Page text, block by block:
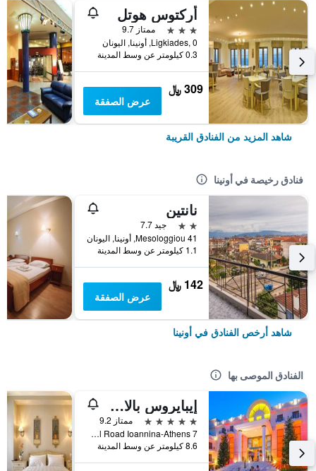
أركتوس هوتل
3 نجوم
ممتاز 9.7
Ligkiades, 0, أونينا, اليونان
0.3 كيلومتر عن وسط المدينة
309 ﷼
عرض الصفقة
شاهد المزيد من الفنادق القريبة
فنادق رخيصة في أونينا
نانتين
2 نجمتين
جيد 7.7
Mesologgiou 41, أونينا, اليونان
1.1 كيلومتر عن وسط المدينة
142 ﷼
عرض الصفقة
شاهد أرخص الفنادق في أونينا
الفنادق الموصى بها
إيبايروس بالاس كونجريس آند سبا
5 نجوم
ممتاز 9.2
7 Km National Road Ioannina-Athens, أونينا, اليونان
8.6 كيلومتر عن وسط المدينة